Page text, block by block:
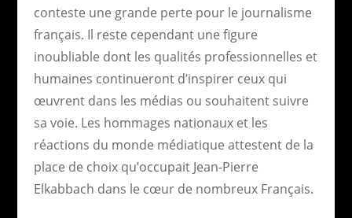
conteste une grande perte pour le journalisme
français. Il reste cependant une figure
inoubliable dont les qualités professionnelles et
humaines continueront d’inspirer ceux qui
œuvrent dans les médias ou souhaitent suivre
sa voie. Les hommages nationaux et les
réactions du monde médiatique attestent de la
place de choix qu’occupait Jean-Pierre
Elkabbach dans le cœur de nombreux Français.